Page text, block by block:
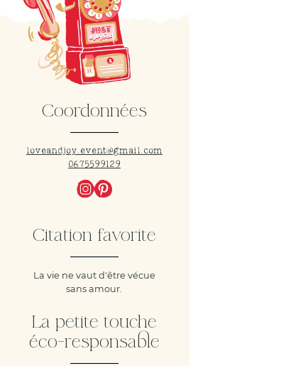
Coordonnées
loveandjoy.event@gmail.com
0675599129
Citation favorite
La vie ne vaut d'être vécue
sans amour.
La petite touche
éco-responsable